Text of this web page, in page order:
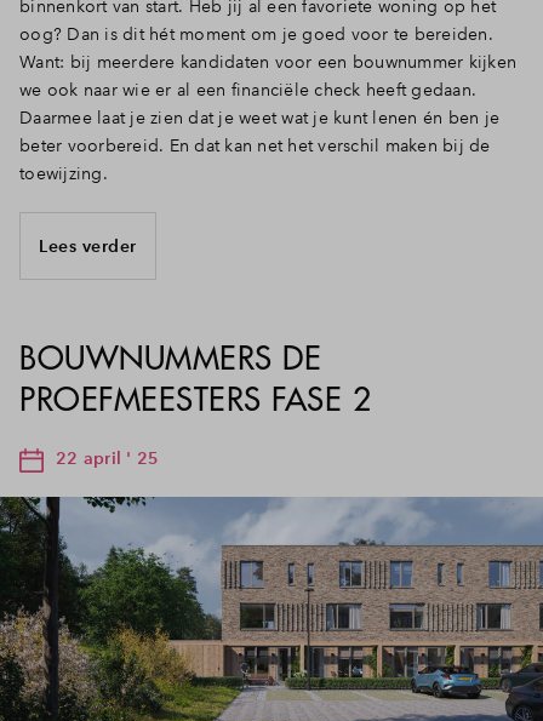
binnenkort van start. Heb jij al een favoriete woning op het
oog? Dan is dit hét moment om je goed voor te bereiden.
Want: bij meerdere kandidaten voor een bouwnummer kijken
we ook naar wie er al een financiële check heeft gedaan.
Daarmee laat je zien dat je weet wat je kunt lenen én ben je
beter voorbereid. En dat kan net het verschil maken bij de
toewijzing.
Lees verder
BOUWNUMMERS DE
PROEFMEESTERS FASE 2
22 april ' 25